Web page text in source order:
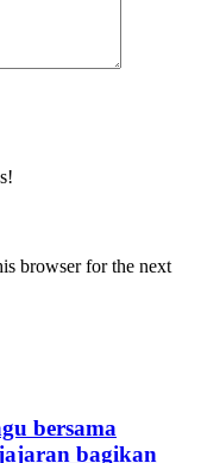
browser for the next
bersama
bagikan